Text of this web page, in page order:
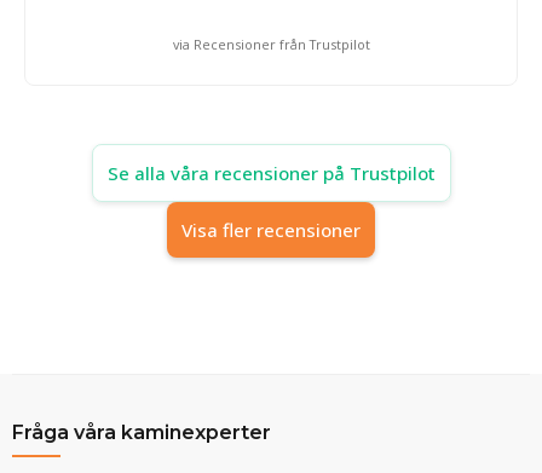
via Recensioner från Trustpilot
Se alla våra recensioner på Trustpilot
Visa fler recensioner
Fråga våra kaminexperter